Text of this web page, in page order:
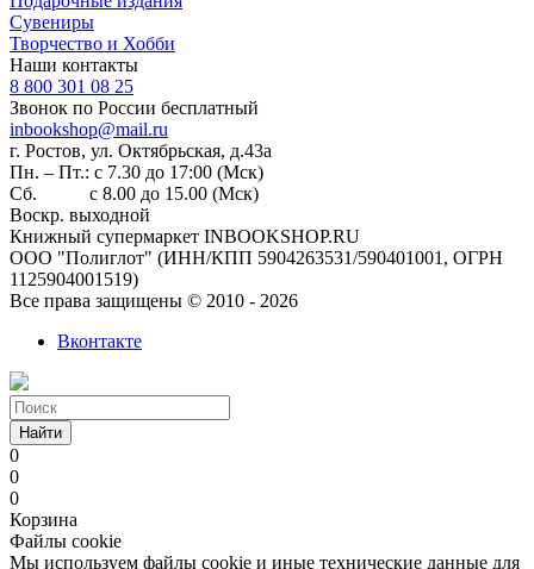
Сувениры
Творчество и Хобби
Наши контакты
8 800 301 08 25
Звонок по России бесплатный
inbookshop@mail.ru
г. Ростов, ул. Октябрьская, д.43а
Пн. – Пт.: с 7.30 до 17:00 (Мск)
Сб. с 8.00 до 15.00 (Мск)
Воскр. выходной
Книжный супермаркет INBOOKSHOP.RU
ООО "Полиглот" (ИНН/КПП 5904263531/590401001, ОГРН
1125904001519)
Все права защищены © 2010 - 2026
Вконтакте
Найти
0
0
0
Корзина
Файлы cookie
Мы используем файлы cookie и иные технические данные для